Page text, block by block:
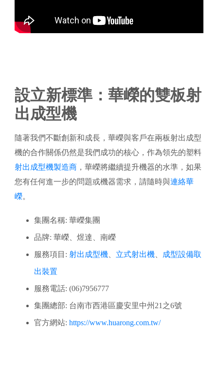
設立新標準：華嶸的雙板射
出成型機
隨著我們不斷創新和成長，華嶸與客戶在兩板射出成型
機的合作關係仍然是我們成功的核心，作為領先的塑料
射出成型機製造商 ，華嶸將繼續提升機器的水準，如果
您有任何進一步的問題或機器需求，請隨時與連絡華
嶸。
集團名稱: 華嶸集團
品牌: 華嶸、煜達、南嶸
服務項目: 射出成型機 立式射出機 成型設備取
出裝置
服務電話: (06)7956777
集團總部: 台南市西港區慶安里中州21之6號
官方網站: https://www.huarong.com.tw/